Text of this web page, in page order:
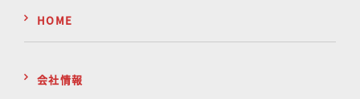
HOME
会社情報